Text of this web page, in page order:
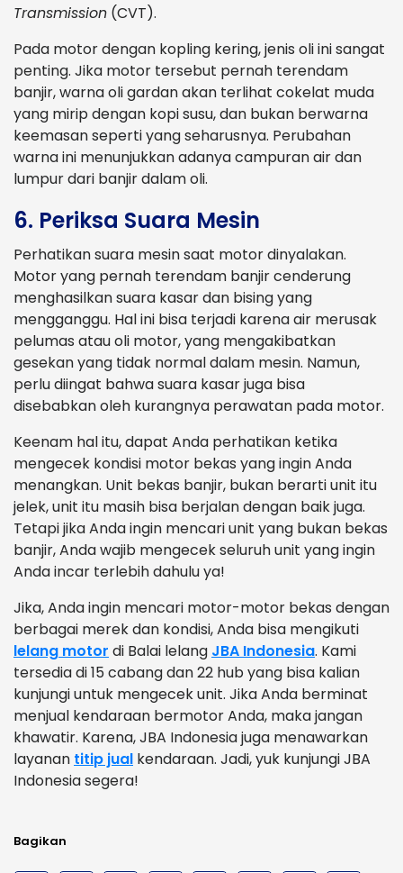
Transmission (CVT).
Pada motor dengan kopling kering, jenis oli ini sangat
penting. Jika motor tersebut pernah terendam
banjir, warna oli gardan akan terlihat cokelat muda
yang mirip dengan kopi susu, dan bukan berwarna
keemasan seperti yang seharusnya. Perubahan
warna ini menunjukkan adanya campuran air dan
lumpur dari banjir dalam oli.
6. Periksa Suara Mesin
Perhatikan suara mesin saat motor dinyalakan.
Motor yang pernah terendam banjir cenderung
menghasilkan suara kasar dan bising yang
mengganggu. Hal ini bisa terjadi karena air merusak
pelumas atau oli motor, yang mengakibatkan
gesekan yang tidak normal dalam mesin. Namun,
perlu diingat bahwa suara kasar juga bisa
disebabkan oleh kurangnya perawatan pada motor.
Keenam hal itu, dapat Anda perhatikan ketika
mengecek kondisi motor bekas yang ingin Anda
menangkan. Unit bekas banjir, bukan berarti unit itu
jelek, unit itu masih bisa berjalan dengan baik juga.
Tetapi jika Anda ingin mencari unit yang bukan bekas
banjir, Anda wajib mengecek seluruh unit yang ingin
Anda incar terlebih dahulu ya!
Jika, Anda ingin mencari motor-motor bekas dengan
berbagai merek dan kondisi, Anda bisa mengikuti
lelang motor di Balai lelang JBA Indonesia. Kami
tersedia di 15 cabang dan 22 hub yang bisa kalian
kunjungi untuk mengecek unit. Jika Anda berminat
menjual kendaraan bermotor Anda, maka jangan
khawatir. Karena, JBA Indonesia juga menawarkan
layanan titip jual kendaraan. Jadi, yuk kunjungi JBA
Indonesia segera!
Bagikan